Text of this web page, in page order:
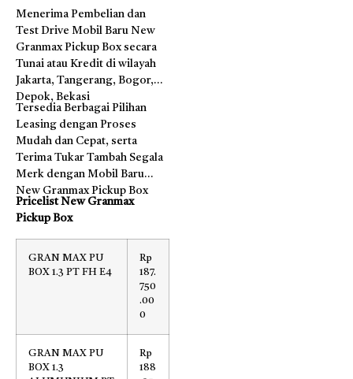
Menerima Pembelian dan
Test Drive Mobil Baru New
Granmax Pickup Box secara
Tunai atau Kredit di wilayah
Jakarta, Tangerang, Bogor,
Depok, Bekasi
Tersedia Berbagai Pilihan
Leasing dengan Proses
Mudah dan Cepat, serta
Terima Tukar Tambah Segala
Merk dengan Mobil Baru
New Granmax Pickup Box
Pricelist New Granmax
Pickup Box
GRAN MAX PU
BOX 1.3 PT FH E4
Rp
187.
750
.00
0
GRAN MAX PU
BOX 1.3
Rp
188